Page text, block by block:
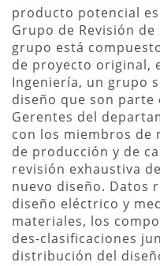
producto potencial
Grupo de Revisión
grupo está
de proyecto original,
Ingeniería, un grupo
diseño que son parte
Gerentes del
con los miembros de
de producción y de
revisión exhaustiva
nuevo diseño. Datos
diseño eléctrico y
materiales, los
des-clasificaciones
distribución del